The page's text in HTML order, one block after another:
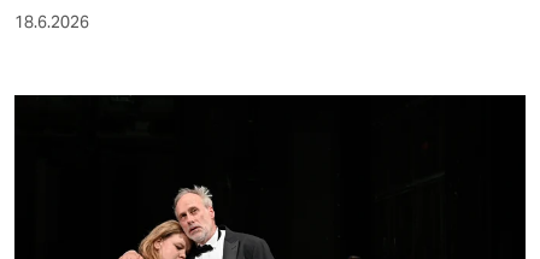
fragen & hilfe
18.6.2026